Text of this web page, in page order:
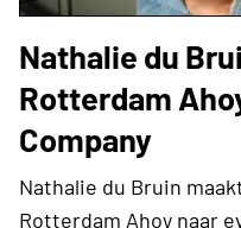
Nathalie du
Rotterdam
Company
Nathalie du Bruin
Rotterdam Ahoy naar